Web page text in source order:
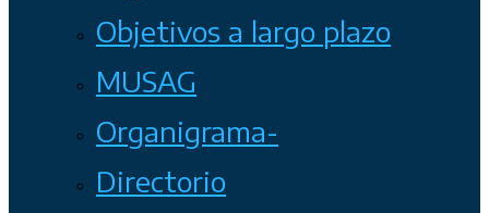
Objetivos a largo plazo
MUSAG
Organigrama-
Directorio